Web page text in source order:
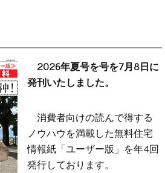
2026年夏号を号を7月8日に
発刊いたしました。
消費者向けの読んで得する
ノウハウを満載した無料住宅
情報紙「ユーザー版」を年4回
発行しております。